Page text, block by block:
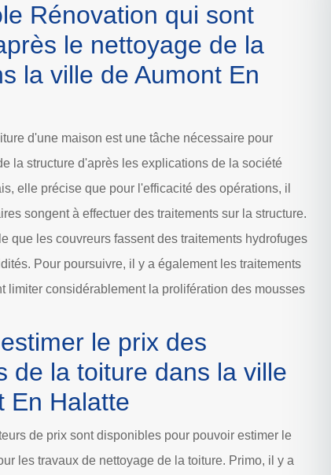
Rénovation qui sont
le nettoyage de la
la ville de Aumont En
d'une maison est une tâche nécessaire pour
la structure d'après les explications de la société
elle précise que pour l'efficacité des opérations, il
songent à effectuer des traitements sur la structure.
que les couvreurs fassent des traitements hydrofuges
Pour poursuivre, il y a également les traitements
limiter considérablement la prolifération des mousses
le prix des
de la toiture dans la ville
En Halatte
de prix sont disponibles pour pouvoir estimer le
les travaux de nettoyage de la toiture. Primo, il y a